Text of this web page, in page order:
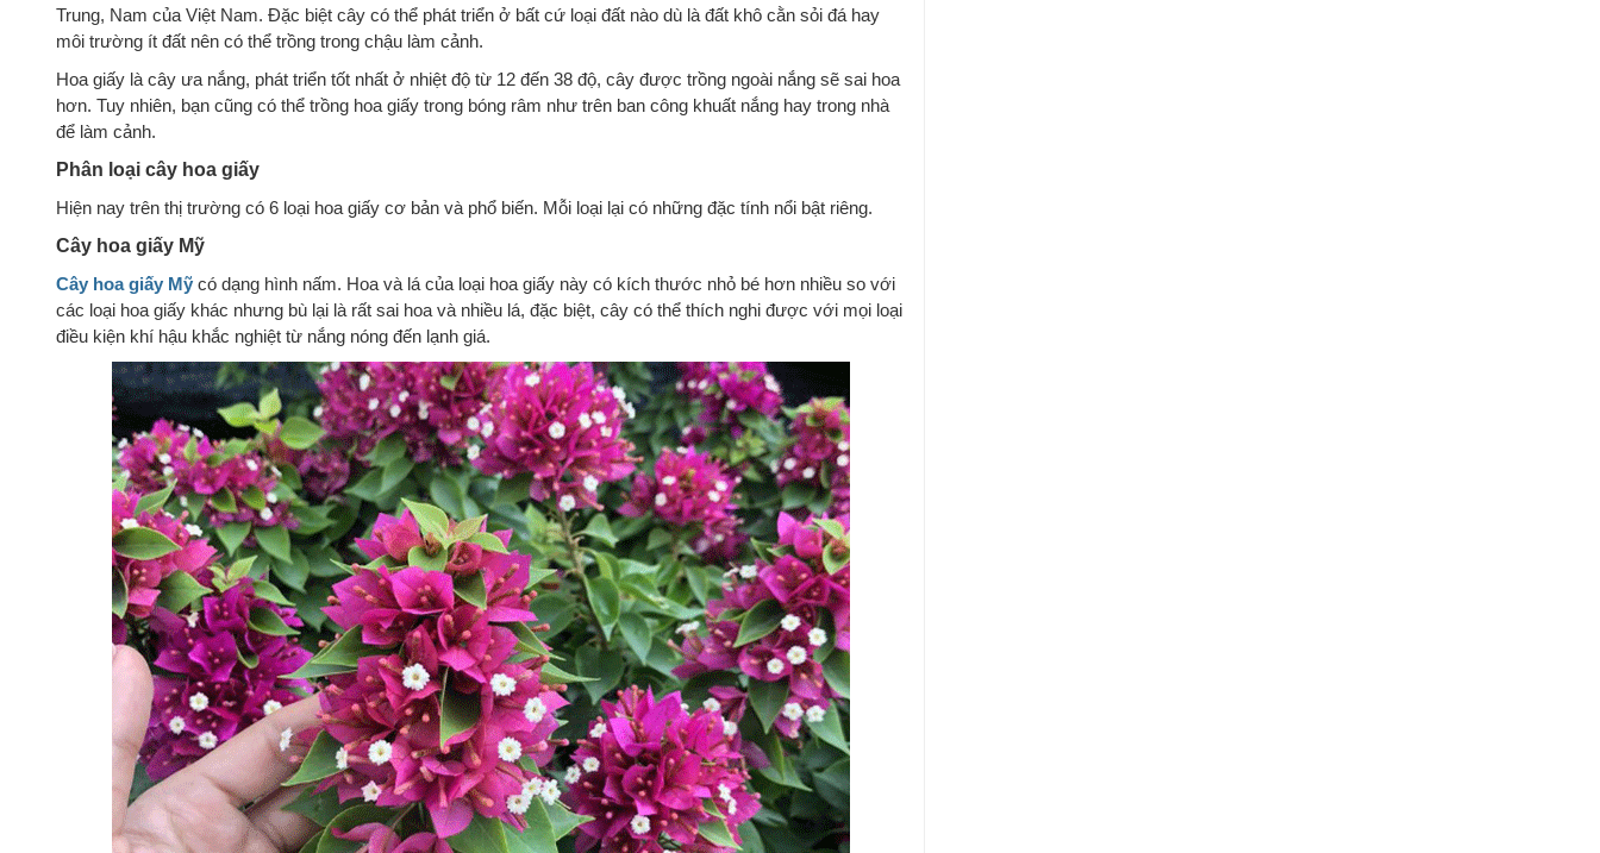
Trung, Nam của Việt Nam. Đặc biệt cây có thể phát triển ở bất cứ loại đất nào dù là đất khô cằn sỏi đá hay
môi trường ít đất nên có thể trồng trong chậu làm cảnh.
Hoa giấy là cây ưa nắng, phát triển tốt nhất ở nhiệt độ từ 12 đến 38 độ, cây được trồng ngoài nắng sẽ sai hoa
hơn. Tuy nhiên, bạn cũng có thể trồng hoa giấy trong bóng râm như trên ban công khuất nắng hay trong nhà
để làm cảnh.
Phân loại cây hoa giấy
Hiện nay trên thị trường có 6 loại hoa giấy cơ bản và phổ biến. Mỗi loại lại có những đặc tính nổi bật riêng.
Cây hoa giấy Mỹ
Cây hoa giấy Mỹ có dạng hình nấm. Hoa và lá của loại hoa giấy này có kích thước nhỏ bé hơn nhiều so với
các loại hoa giấy khác nhưng bù lại là rất sai hoa và nhiều lá, đặc biệt, cây có thể thích nghi được với mọi loại
điều kiện khí hậu khắc nghiệt từ nắng nóng đến lạnh giá.